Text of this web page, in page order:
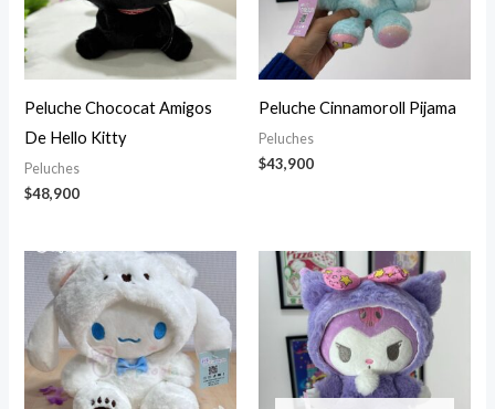
Peluche Chococat Amigos
De Hello Kitty
Peluches
$48,900
Peluche Cinnamoroll Pijama
Peluches
$43,900